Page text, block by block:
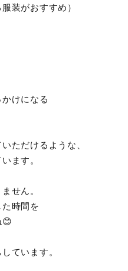
装がおすすめ）
けになる
ただけるような、
ます。
せん。
時間を
😊
ています。